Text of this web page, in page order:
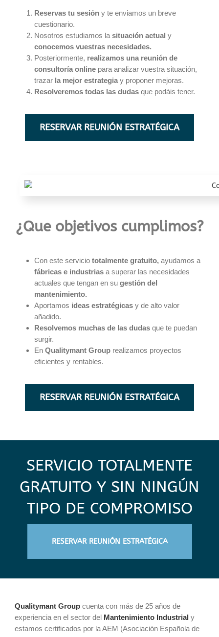
Reservas tu sesión y te enviamos un breve
cuestionario.
Nosotros estudiamos la situación actual y
conocemos vuestras necesidades.
Posteriormente, realizamos una reunión de
consultoría online para analizar vuestra situación,
trazar la mejor estrategia y proponer mejoras.
Resolveremos todas las dudas que podáis tener.
RESERVAR REUNIÓN ESTRATÉGICA
¿Que objetivos cumplimos?
Con este servicio totalmente gratuito, ayudamos a
fábricas e industrias a superar las necesidades
actuales que tengan en su gestión del
mantenimiento.
Aportamos ideas estratégicas y de alto valor
añadido.
Resolvemos muchas de las dudas que te puedan
surgir.
En Qualitymant Group realizamos proyectos
eficientes y rentables.
RESERVAR REUNIÓN ESTRATÉGICA
SERVICIO TOTALMENTE
GRATUITO Y SIN NINGÚN
TIPO DE COMPROMISO
RESERVAR REUNIÓN ESTRATÉGICA
Qualitymant Group cuenta con más de 25 años de
experiencia en el sector del Mantenimiento Industrial y
estamos certificados por la AEM (Asociación Española de